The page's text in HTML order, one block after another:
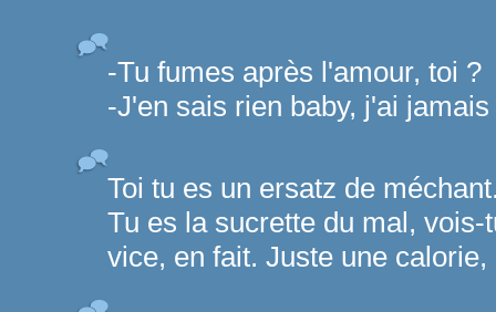
-Tu fumes après l'amour, toi ?
-J'en sais rien baby, j'ai
Toi tu es un ersatz de
Tu es la sucrette du mal,
vice, en fait. Juste une